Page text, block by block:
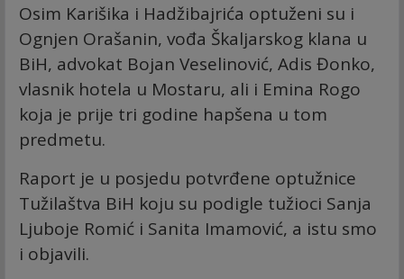
Osim Karišika i Hadžibajrića optuženi su i
Ognjen Orašanin, vođa Škaljarskog klana u
BiH, advokat Bojan Veselinović, Adis Đonko,
vlasnik hotela u Mostaru, ali i Emina Rogo
koja je prije tri godine hapšena u tom
predmetu.
Raport je u posjedu potvrđene optužnice
Tužilaštva BiH koju su podigle tužioci Sanja
Ljuboje Romić i Sanita Imamović, a istu smo
i objavili.